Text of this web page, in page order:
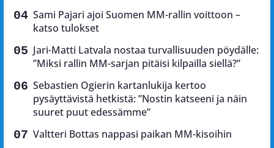
Sami Pajari ajoi Suomen MM-rallin voittoon –
katso tulokset
Jari-Matti Latvala nostaa turvallisuuden pöydälle:
”Miksi rallin MM-sarjan pitäisi kilpailla siellä?”
Sebastien Ogierin kartanlukija kertoo
pysäyttävistä hetkistä: ”Nostin katseeni ja näin
suuret puut edessämme”
Valtteri Bottas nappasi paikan MM-kisoihin